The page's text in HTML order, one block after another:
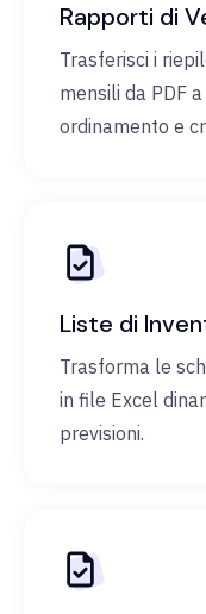
Rapporti di
Trasferisci i
mensili da PDF
ordinamento e
Liste di
Trasforma le
in file Excel
previsioni.